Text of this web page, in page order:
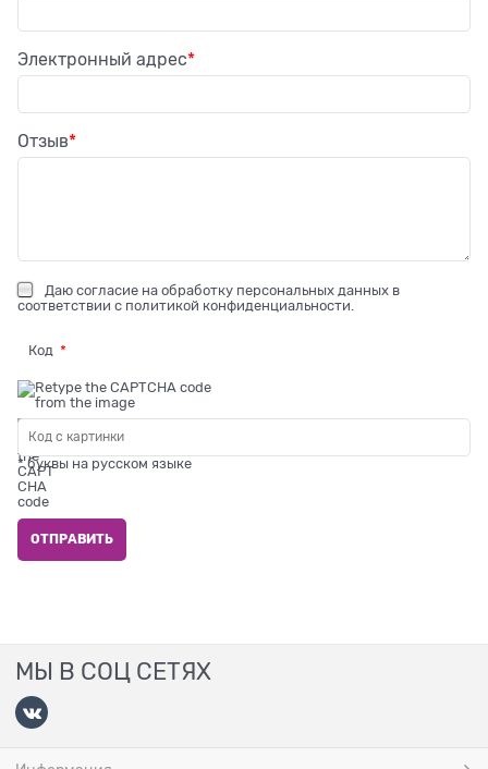
Электронный адрес
Отзыв
Даю согласие на обработку персональных данных в
соответствии с политикой конфиденциальности
Код
* буквы на русском языке
МЫ В СОЦ СЕТЯХ